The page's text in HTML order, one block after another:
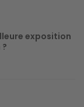
exposition